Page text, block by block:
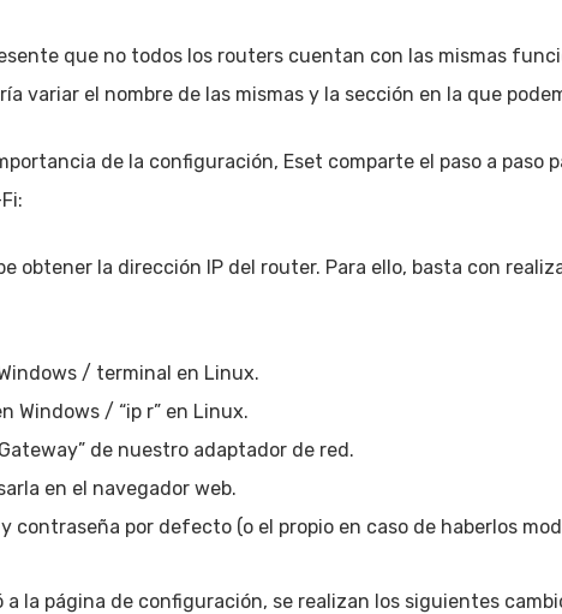
que no todos los routers cuentan con las mismas
variar el nombre de las mismas y la sección en la que
de la configuración, Eset comparte el paso a paso
obtener la dirección IP del router. Para ello, basta con
/ terminal en Linux.
Windows / “ip r” en Linux.
de nuestro adaptador de red.
en el navegador web.
contraseña por defecto (o el propio en caso de haberlos
a la página de configuración, se realizan los siguientes